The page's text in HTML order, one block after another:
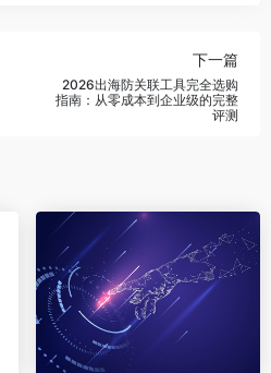
下一篇
2026出海防关联工具完全选购
指南：从零成本到企业级的完整
评测